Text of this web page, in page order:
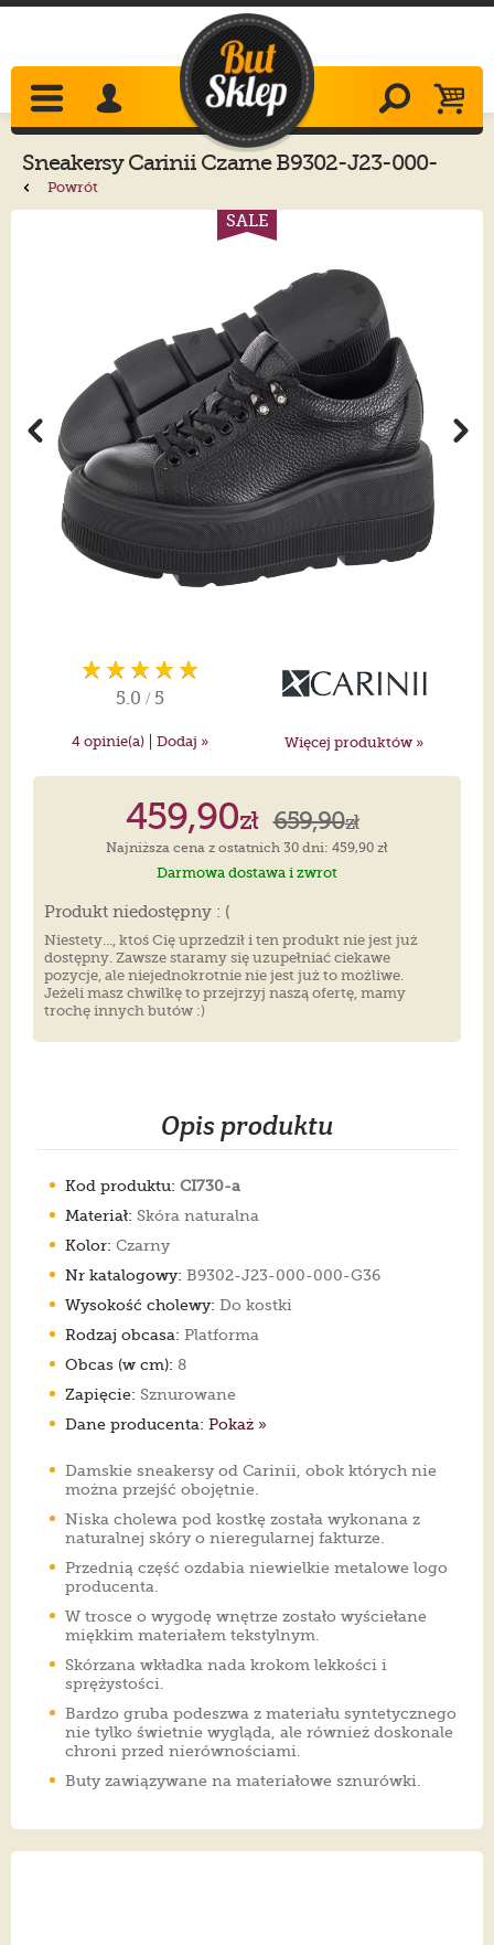
SneakersyCarinii Czarne B9302-J23-000-
000-G36
Powrót
SALE
5.0 / 5
4 opinie(a) | Dodaj » Więcej produktów »
459,90zł 659,90zł
Najniższa cena z ostatnich 30 dni: 459,90 zł
Darmowa dostawa i zwrot
Produkt niedostępny : (
Niestety..., ktoś Cię uprzedził i ten produkt nie jest już
dostępny. Zawsze staramy się uzupełniać ciekawe
pozycje, ale niejednokrotnie nie jest już to możliwe.
Jeżeli masz chwilkę to przejrzyj naszą ofertę, mamy
trochę innych butów :)
Opis produktu
Kod produktu: CI730-a
Materiał: Skóra naturalna
Kolor: Czarny
Nr katalogowy: B9302-J23-000-000-G36
Wysokość cholewy: Do kostki
Rodzaj obcasa: Platforma
Obcas (w cm): 8
Zapięcie: Sznurowane
Dane producenta: Pokaż »
Damskie sneakersy od Carinii, obok których nie
można przejść obojętnie.
Niska cholewa pod kostkę została wykonana z
naturalnej skóry o nieregularnej fakturze.
Przednią część ozdabia niewielkie metalowe logo
producenta.
W trosce o wygodę wnętrze zostało wyściełane
miękkim materiałem tekstylnym.
Skórzana wkładka nada krokom lekkości i
sprężystości.
Bardzo gruba podeszwa z materiału syntetycznego
nie tylko świetnie wygląda, ale również doskonale
chroni przed nierównościami.
Buty zawiązywane na materiałowe sznurówki.